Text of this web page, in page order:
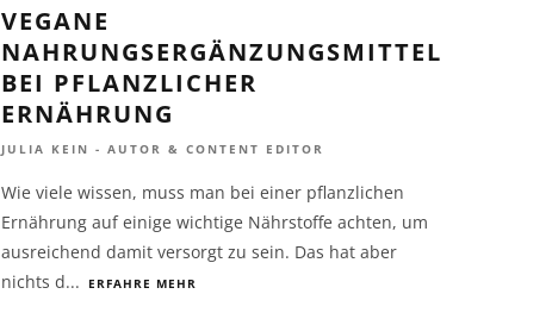
VEGANE
NAHRUNGSERGÄNZUNGSMITTEL
BEI PFLANZLICHER
ERNÄHRUNG
JULIA KEIN - AUTOR & CONTENT EDITOR
Wie viele wissen, muss man bei einer pflanzlichen
Ernährung auf einige wichtige Nährstoffe achten, um
ausreichend damit versorgt zu sein. Das hat aber
nichts d... ERFAHRE MEHR